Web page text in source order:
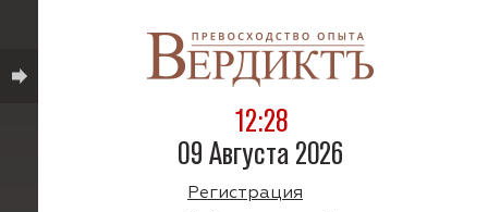
12:28
09 Августа 2026
Регистрация